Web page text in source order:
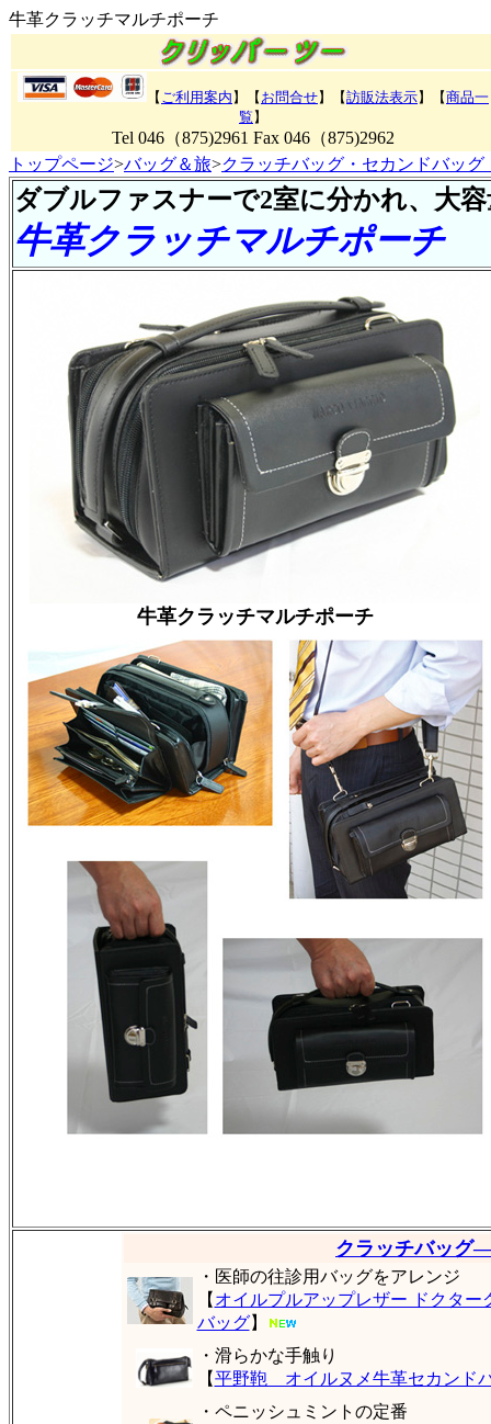
牛革クラッチマルチポーチ
【 ご利用案内 】【 お問合せ】【訪販法表示】【商品一
覧 】
Tel 046（875)2961 Fax 046（875)2962
トップページ>バッグ＆旅>クラッチバッグ・セカンドバッ
ダブルファスナーで2室に分かれ、大
牛革クラッチマルチポーチ
牛革クラッチマルチポーチ
クラッチバッグ
・医師の往診用バッグをアレンジ
【 オイルプルアップレザー ドクター
バッグ】
・滑らかな手触り
【平野鞄 オイルヌメ牛革セカンド
・ペニッシュミントの定番